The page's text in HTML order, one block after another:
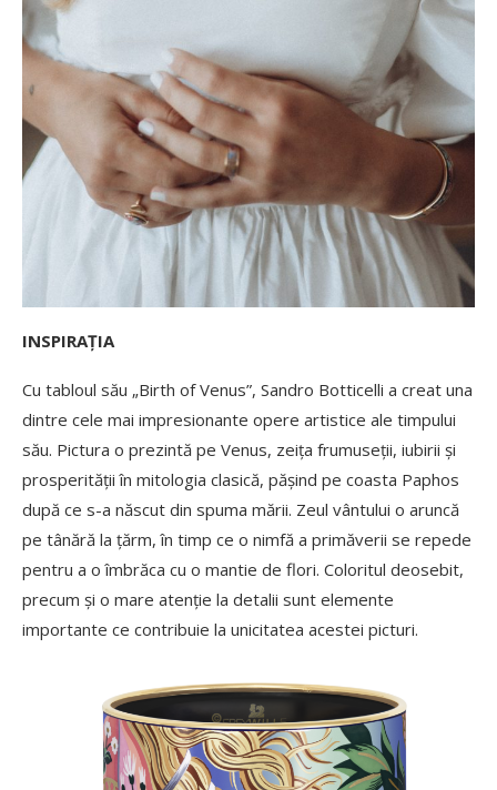
INSPIRAȚIA
Cu tabloul său „Birth of Venus”, Sandro Botticelli a creat una
dintre cele mai impresionante opere artistice ale timpului
său. Pictura o prezintă pe Venus, zeița frumuseții, iubirii și
prosperității în mitologia clasică, pășind pe coasta Paphos
după ce s-a născut din spuma mării. Zeul vântului o aruncă
pe tânără la țărm, în timp ce o nimfă a primăverii se repede
pentru a o îmbrăca cu o mantie de flori. Coloritul deosebit,
precum și o mare atenție la detalii sunt elemente
importante ce contribuie la unicitatea acestei picturi.